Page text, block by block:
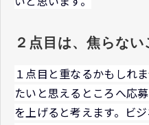
２点目は、焦らない
１点目と重なるかもしれ
たいと思えるところへ応
を上げると考えます。ビ